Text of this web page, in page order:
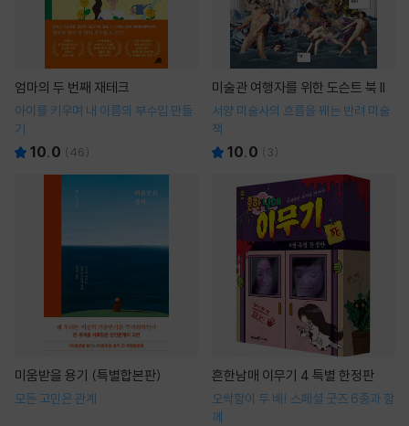
엄마의 두 번째 재테크
아이를 키우며 내 이름의 부수입 만들
기
10.0 (46)
미술관 여행자를 위한 도슨트 북 II
서양 미술사의 흐름을 꿰는 반려 미술
책
10.0 ( 3)
미움받을 용기 (특별합본판)
모든 고민은 관계
흔한남매 이무기 4 특별 한정판
오싹함이 두 배! 스페셜 굿즈 6종과 함
께